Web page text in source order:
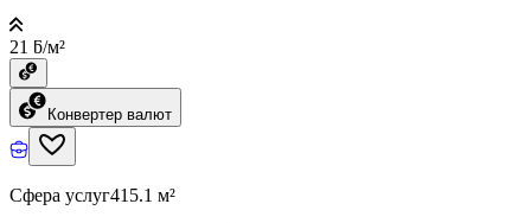
21 ƃ/м²
Конвертер валют
Сфера услуг415.1 м²